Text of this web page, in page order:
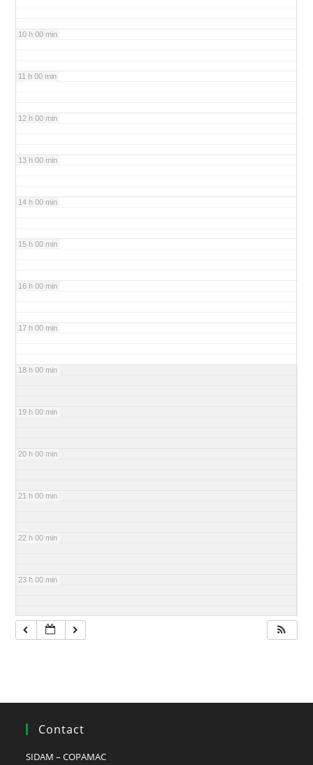
10 h 00 min
11 h 00 min
12 h 00 min
13 h 00 min
14 h 00 min
15 h 00 min
16 h 00 min
17 h 00 min
18 h 00 min
19 h 00 min
20 h 00 min
21 h 00 min
22 h 00 min
23 h 00 min
Contact
SIDAM – COPAMAC